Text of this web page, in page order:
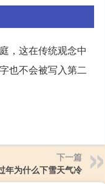
，这在传统观念中
也不会被写入第二
下一篇
年为什么下雪天气冷